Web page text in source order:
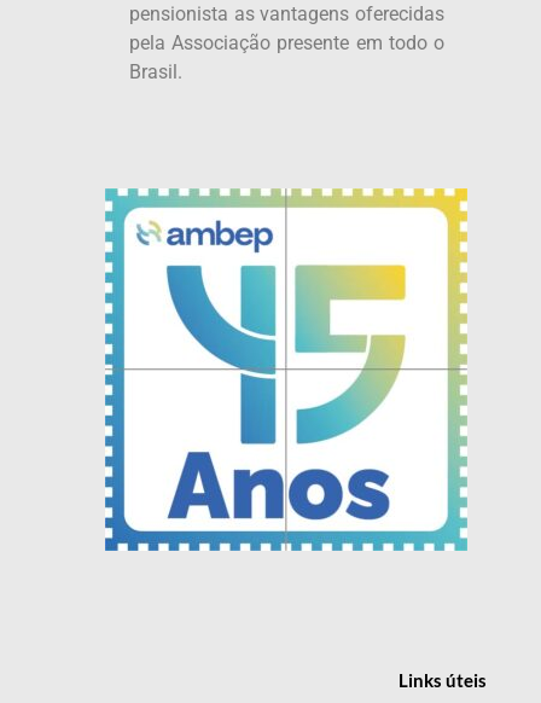
pensionista as vantagens oferecidas
pela Associação presente em todo o
Brasil.
Linksúteis